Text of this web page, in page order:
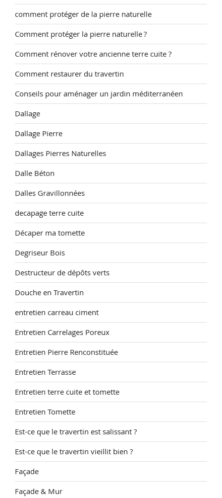
comment protéger de la pierre naturelle
Comment protéger la pierre naturelle ?
Comment rénover votre ancienne terre cuite ?
Comment restaurer du travertin
Conseils pour aménager un jardin méditerranéen
Dallage
Dallage Pierre
Dallages Pierres Naturelles
Dalle Béton
Dalles Gravillonnées
decapage terre cuite
Décaper ma tomette
Degriseur Bois
Destructeur de dépôts verts
Douche en Travertin
entretien carreau ciment
Entretien Carrelages Poreux
Entretien Pierre Renconstituée
Entretien Terrasse
Entretien terre cuite et tomette
Entretien Tomette
Est-ce que le travertin est salissant ?
Est-ce que le travertin vieillit bien ?
Façade
Façade & Mur